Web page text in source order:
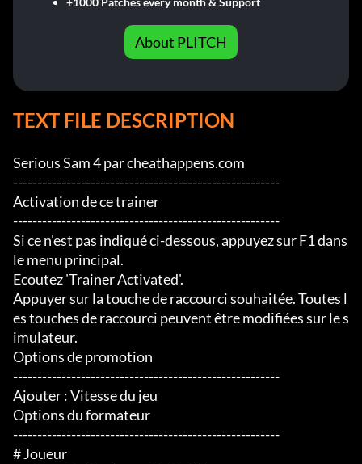
About PLITCH
TEXT FILE DESCRIPTION
Serious Sam 4 par cheathappens.com
-------------------------------------------------------
Activation de ce trainer
-------------------------------------------------------
Si ce n'est pas indiqué ci-dessous, appuyez sur F1 dans
le menu principal.
Ecoutez 'Trainer Activated'.
Appuyer sur la touche de raccourci souhaitée. Toutes l
es touches de raccourci peuvent être modifiées sur le s
imulateur.
Options de promotion
-------------------------------------------------------
Ajouter : Vitesse du jeu
Options du formateur
-------------------------------------------------------
# Joueur